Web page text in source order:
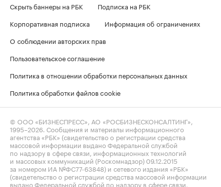
Скрыть баннеры на РБК
Подписка на РБК
Корпоративная подписка
Информация об ограничениях
О соблюдении авторских прав
Пользовательское соглашение
Политика в отношении обработки персональных данных
Политика обработки файлов cookie
© ООО «БИЗНЕСПРЕСС», АО «РОСБИЗНЕСКОНСАЛТИНГ»,
1995–2026 . Сообщения и материалы информационного
агентства «РБК» (свидетельство о регистрации средства
массовой информации выдано Федеральной службой
по надзору в сфере связи, информационных технологий
и массовых коммуникаций (Роскомнадзор) 09.12.2015
за номером ИА №ФС77-63848) и сетевого издания «РБК»
(свидетельство о регистрации средства массовой информации
выдано Федеральной службой по надзору в сфере связи,